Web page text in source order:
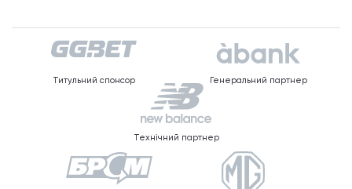
Титульний спонсор Генеральний партнер
Технічний партнер